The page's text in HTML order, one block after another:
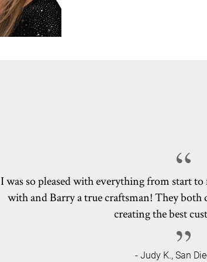
I was so pleased with everything from start
with and Barry a true craftsman! They
creating the best
- Judy K., San